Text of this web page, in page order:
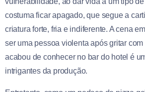
costuma ficar apagado, que segue a
criatura forte, fria e indiferente. A cena
ser uma pessoa violenta após gritar
acabou de conhecer no bar do hotel é
intrigantes da produção.